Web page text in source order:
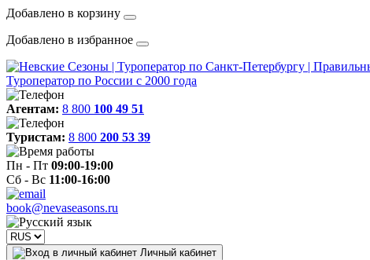
Добавлено в корзину
Добавлено в избранное
Туроператор по России с 2000 года
Агентам: 8 800 100 49 51
Туристам: 8 800 200 53 39
Пн - Пт 09:00-19:00
Сб - Вс 11:00-16:00
book@nevaseasons.ru
Личный кабинет